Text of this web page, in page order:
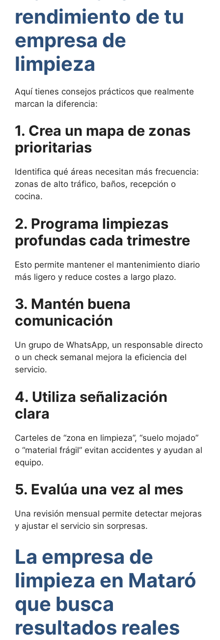
rendimiento de tu
empresa de
limpieza
Aquí tienes consejos prácticos que realmente
marcan la diferencia:
1. Crea un mapa de zonas
prioritarias
Identifica qué áreas necesitan más frecuencia:
zonas de alto tráfico, baños, recepción o
cocina.
2. Programa limpiezas
profundas cada trimestre
Esto permite mantener el mantenimiento diario
más ligero y reduce costes a largo plazo.
3. Mantén buena
comunicación
Un grupo de WhatsApp, un responsable directo
o un check semanal mejora la eficiencia del
servicio.
4. Utiliza señalización
clara
Carteles de “zona en limpieza”, “suelo mojado”
o “material frágil” evitan accidentes y ayudan al
equipo.
5. Evalúa una vez al mes
Una revisión mensual permite detectar mejoras
y ajustar el servicio sin sorpresas.
La empresa de
limpieza en Mataró
que busca
resultados reales